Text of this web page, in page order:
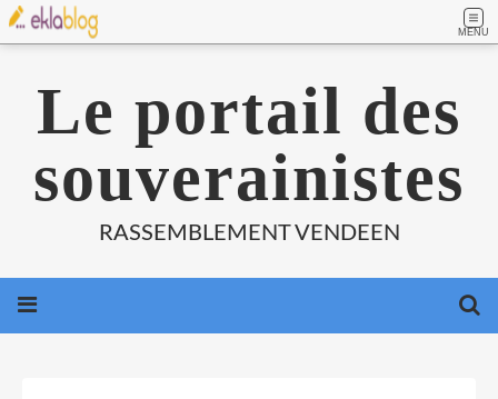
MENU
Le portail des
souverainistes
RASSEMBLEMENT VENDEEN